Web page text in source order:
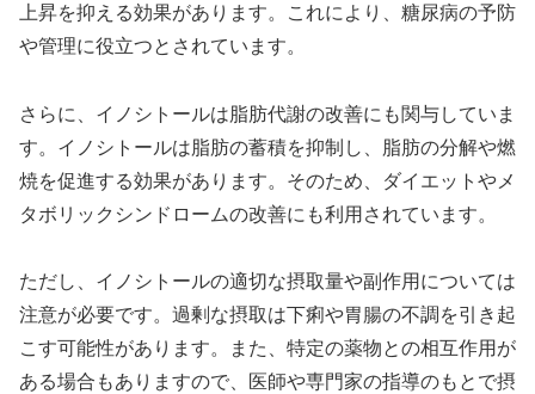
上昇を抑える効果があります。これにより、糖尿病の予防
や管理に役立つとされています。
さらに、イノシトールは脂肪代謝の改善にも関与していま
す。イノシトールは脂肪の蓄積を抑制し、脂肪の分解や燃
焼を促進する効果があります。そのため、ダイエットやメ
タボリックシンドロームの改善にも利用されています。
ただし、イノシトールの適切な摂取量や副作用については
注意が必要です。過剰な摂取は下痢や胃腸の不調を引き起
こす可能性があります。また、特定の薬物との相互作用が
ある場合もありますので、医師や専門家の指導のもとで摂